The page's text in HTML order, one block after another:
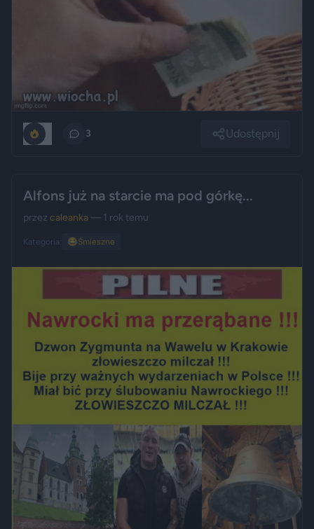
3 Udostępnij
Alfons już na starcie ma pod górkę...
przez caleanka — 1 rok temu
Kategoria: 😂Śmieszne